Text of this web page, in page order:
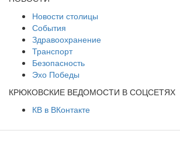
Новости столицы
События
Здравоохранение
Транспорт
Безопасность
Эхо Победы
КРЮКОВСКИЕ ВЕДОМОСТИ В СОЦСЕТЯХ
КВ в ВКонтакте